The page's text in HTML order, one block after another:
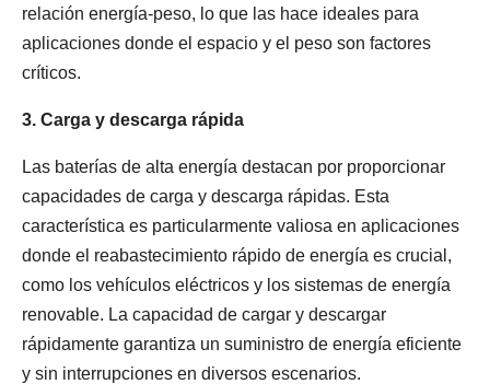
relación energía-peso, lo que las hace ideales para
aplicaciones donde el espacio y el peso son factores
críticos.
3. Carga y descarga rápida
Las baterías de alta energía destacan por proporcionar
capacidades de carga y descarga rápidas. Esta
característica es particularmente valiosa en aplicaciones
donde el reabastecimiento rápido de energía es crucial,
como los vehículos eléctricos y los sistemas de energía
renovable. La capacidad de cargar y descargar
rápidamente garantiza un suministro de energía eficiente
y sin interrupciones en diversos escenarios.